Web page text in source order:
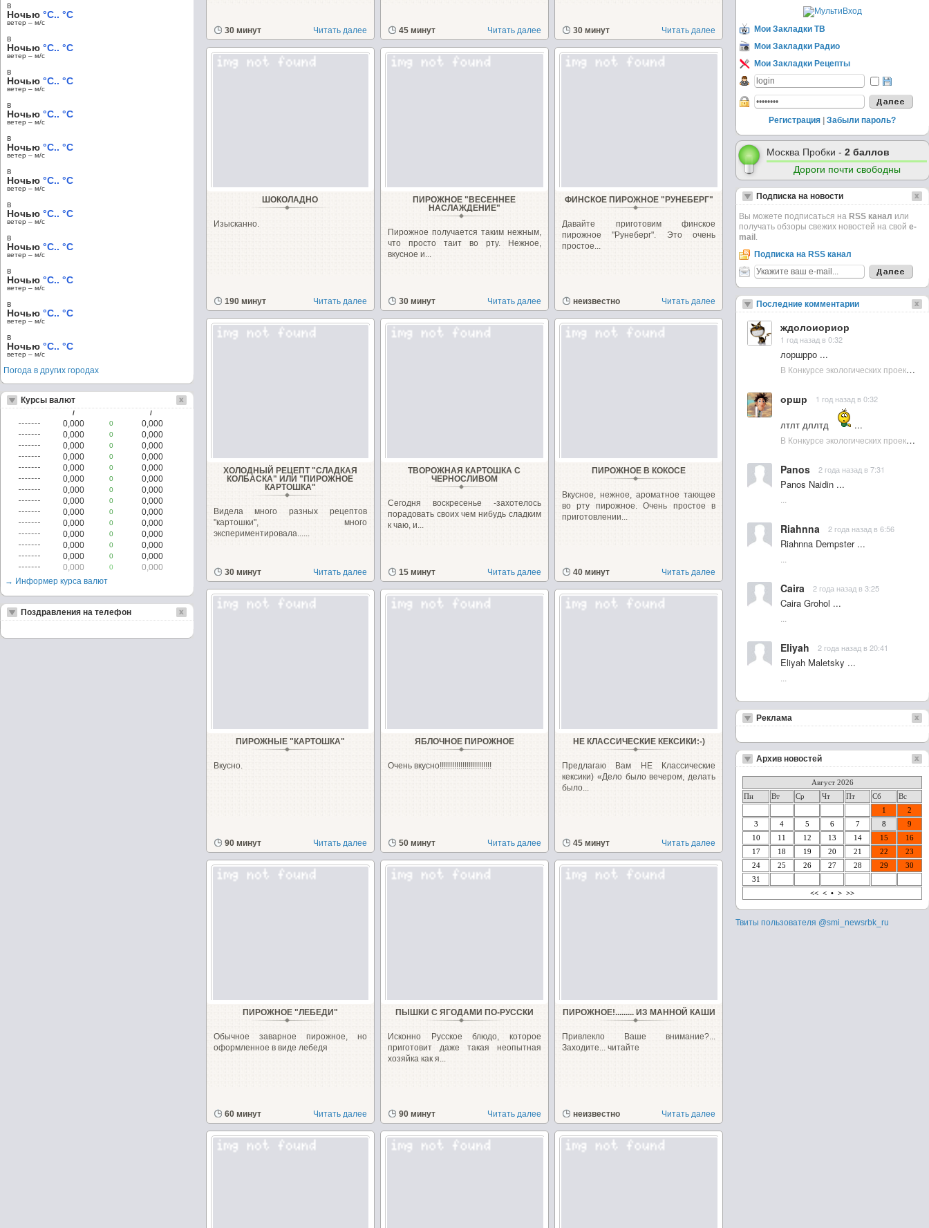
30 минут Читать далее 45 минут Читать далее 30 минут Читать далее
ШОКОЛАДНО
Изысканно.
190 минут Читать далее
ПИРОЖНОЕ "ВЕСЕННЕЕ
НАСЛАЖДЕНИЕ"
Пирожное получается таким нежным,
что просто таит во рту. Нежное,
вкусное и...
30 минут Читать далее
ФИНСКОЕ ПИРОЖНОЕ "РУНЕБЕРГ"
Давайте приготовим финское
пирожное "Рунеберг". Это очень
простое...
неизвестно Читать далее
ХОЛОДНЫЙ РЕЦЕПТ "СЛАДКАЯ
КОЛБАСКА" ИЛИ "ПИРОЖНОЕ
КАРТОШКА"
Видела много разных рецептов
"картошки", много
экспериментировала......
30 минут Читать далее
ТВОРОЖНАЯ КАРТОШКА С
ЧЕРНОСЛИВОМ
Сегодня воскресенье -захотелось
порадовать своих чем нибудь сладким
к чаю, и...
15 минут Читать далее
ПИРОЖНОЕ В КОКОСЕ
Вкусное, нежное, ароматное тающее
во рту пирожное. Очень простое в
приготовлении...
40 минут Читать далее
ПИРОЖНЫЕ "КАРТОШКА"
Вкусно.
90 минут Читать далее
ЯБЛОЧНОЕ ПИРОЖНОЕ
Очень вкусно!!!!!!!!!!!!!!!!!!!!!!!!!
50 минут Читать далее
НЕ КЛАССИЧЕСКИЕ КЕКСИКИ:-)
Предлагаю Вам НЕ Классические
кексики) «Дело было вечером, делать
было...
45 минут Читать далее
ПИРОЖНОЕ "ЛЕБЕДИ"
Обычное заварное пирожное, но
оформленное в виде лебедя
60 минут Читать далее
ПЫШКИ С ЯГОДАМИ ПО-РУССКИ
Исконно Русское блюдо, которое
приготовит даже такая неопытная
хозяйка как я...
90 минут Читать далее
ПИРОЖНОЕ!......... ИЗ МАННОЙ КАШИ
Привлекло Ваше внимание?...
Заходите... читайте
неизвестно Читать далее
в
Ночью °C.. °C
ветер – м/c
в
Ночью °C.. °C
ветер – м/c
в
Ночью °C.. °C
ветер – м/c
в
Ночью °C.. °C
ветер – м/c
в
Ночью °C.. °C
ветер – м/c
в
Ночью °C.. °C
ветер – м/c
в
Ночью °C.. °C
ветер – м/c
в
Ночью °C.. °C
ветер – м/c
в
Ночью °C.. °C
ветер – м/c
в
Ночью °C.. °C
ветер – м/c
в
Ночью °C.. °C
ветер – м/c
Погода в других городах
Курсы валют
/ /
0,000 0
0,000
0,000
0
0,000
0,000
0
0,000
0,000
0
0,000
0,000
0
0,000
0,000
0
0,000
0,000
0
0,000
0,000
0
0,000
0,000
0
0,000
0,000
0
0,000
0,000
0
0,000
0,000
0
0,000
0,000
0
0,000
0,000
0
0,000
→ Информер курса валют
Поздравления на телефон
Мои Закладки ТВ
Мои Закладки Радио
Мои Закладки Рецепты
Регистрация Забыли пароль?
Москва Пробки - 2 баллов
Дороги почти свободны
Подписка на новости
Вы можете подписаться на RSS канал или
получать обзоры свежих новостей на свой e-
mail .
Подписка на RSS канал
Последние комментарии
ждолоиориор
1 год назад в 0:32
лоршрро ...
В Конкурсе экологических проектов в Подмосковье активно участвовала молодежь :: NewsRbk.ru...
оршр 1 год назад в 0:32
лтлт дллтд
...
В Конкурсе экологических проектов в Подмосковье активно участвовала молодежь :: NewsRbk.ru...
Panos 2 года назад в 7:31
Panos Naidin ...
Riahnna 2 года назад в 6:56
Riahnna Dempster ...
Caira 2 года назад в 3:25
Caira Grohol ...
Eliyah 2 года назад в 20:41
Eliyah Maletsky ...
Реклама
Архив новостей
Август 2026
Пн
Вт Ср Чт Пт Сб
Вс
1
2
3
4 5 6 7 8
9
10
11 12 13 14 15
16
17
18 19 20 21 22
23
24
25 26 27 28 29
30
31
<< < • > >>
Твиты пользователя @smi_newsrbk_ru